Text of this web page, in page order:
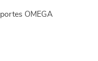
OMEGA